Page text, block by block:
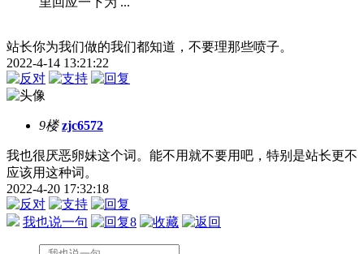
站长你为我们做的我们都知道，不要理那些喷子。
2022-4-14 13:21:22
9楼 zjc6572
我也很厌恶卵妹这个词。能不用就不要用吧，特别是站长更不
应该用这种词。
2022-4-20 17:32:18
我也说一句 8